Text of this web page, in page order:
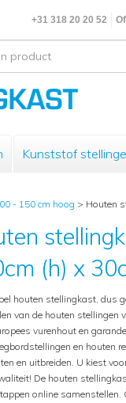
+31 318 20 20 52
Kunststof
- 150 cm hoog > Houten
(h) x
houten stellingkast, dus
van de houten stellingen
vurenhout en
en houten
en uitbreiden. U kiest
De houten
online